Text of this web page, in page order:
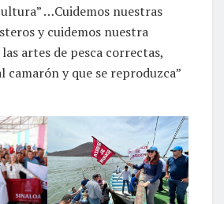
…Cuidemos nuestras
y cuidemos nuestra
artes de pesca correctas,
camarón y que se reproduzca”